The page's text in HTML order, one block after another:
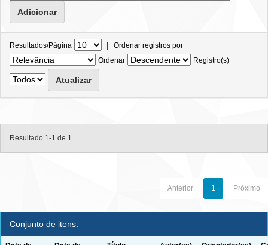
Resultados/Página | Ordenar registros por
Ordenar
Registro(s)
Resultado 1-1 de 1.
Anterior 1 Próximo
Conjunto de itens: